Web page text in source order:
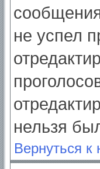
не успел
нельзя
Вернуться к